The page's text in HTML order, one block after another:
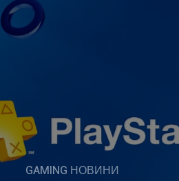
GAMING НОВИНИ